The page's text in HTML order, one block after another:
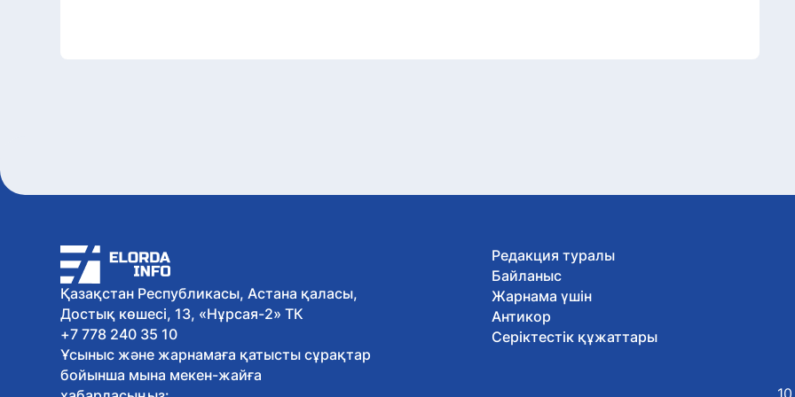
Қазақстан Республикасы, Астана қаласы,
Достық көшесі, 13, «Нұрсая-2» ТК
+7 778 240 35 10
Ұсыныс және жарнамаға қатысты сұрақтар
бойынша мына мекен-жайға
Редакция туралы
Байланыс
Жарнама үшін
Антикор
Серіктестік құжаттары